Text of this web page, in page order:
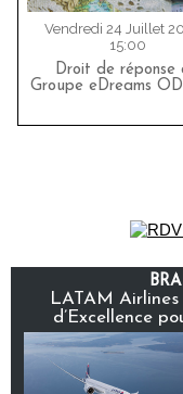
Vendredi 24 Juillet
15:00
Droit de réponse
Groupe eDreams
LATAM
d’Excellence